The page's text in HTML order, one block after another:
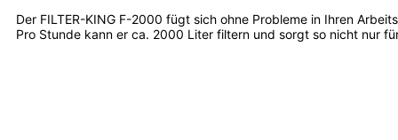
Der FILTER-KING F-2000 fügt sich ohne Probleme in Ihren
Pro Stunde kann er ca. 2000 Liter filtern und sorgt so nicht nur